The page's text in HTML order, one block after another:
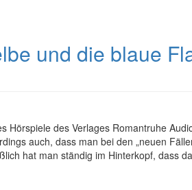
und die blaue
Hörspiele des Verlages Romantruhe
auch, dass man bei den „neuen
hat man ständig im Hinterkopf, dass